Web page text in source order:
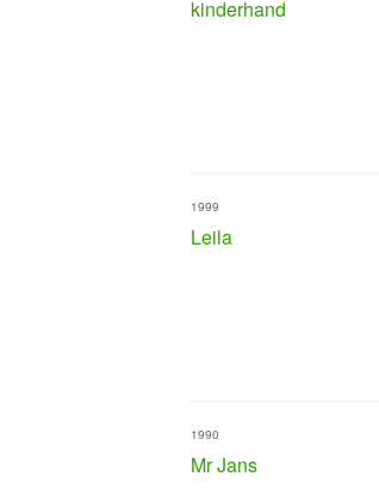
kinderhand
Leila
1999
Mr Jans
1990